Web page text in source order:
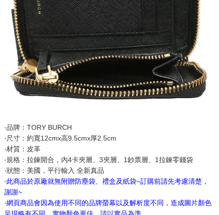
‧品牌：TORY BURCH
‧尺寸：約寬12cmx高9.5cmx厚2.5cm
‧材質：皮革
‧規格：拉鍊開合，內4卡夾層、3夾層、1鈔票層、1拉鍊零錢袋
‧狀態：美國，平行輸入 全新真品
‧此商品於原廠就無附贈防塵袋、禮盒及紙袋~訂購前請先考慮清楚，
謝謝~
‧網頁商品會因為使用不同的品牌螢幕以及解析度不同，造成圖片顏色